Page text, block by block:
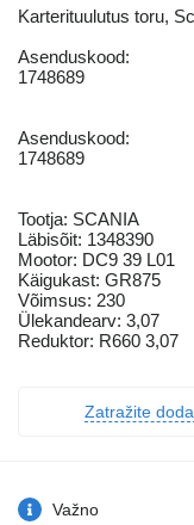
Karterituulutus toru,
Asenduskood:
1748689
Asenduskood:
1748689
Tootja: SCANIA
Läbisõit: 1348390
Mootor: DC9 39 L01
Käigukast: GR875
Võimsus: 230
Ülekandearv: 3,07
Reduktor: R660 3,07
Zatražite
Važno